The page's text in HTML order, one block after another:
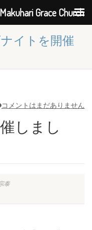
イトを開催
コメントはまだありません
しまし
泰
Grace Church